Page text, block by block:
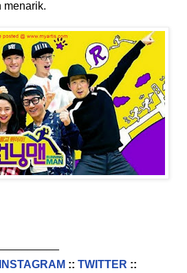
menarik.
INSTAGRAM :: TWITTER ::